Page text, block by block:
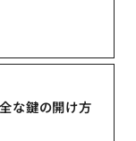
な鍵の開け方